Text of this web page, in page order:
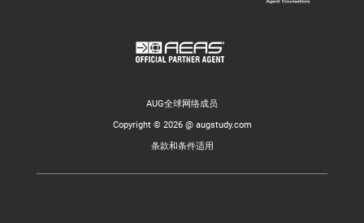
AUG全球网络成员
Copyright © 2026 @ augstudy.com
条款和条件适用